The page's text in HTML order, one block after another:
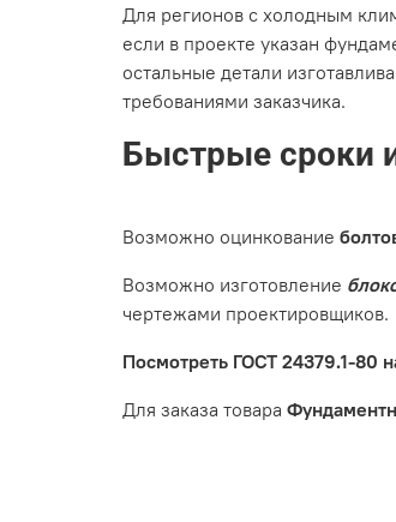
Для регионов с холодным
если в проекте указан
остальные детали
требованиями заказчика.
Быстрые сроки
Возможно оцинкование
Возможно изготовление
чертежами проектировщиков.
Посмотреть ГОСТ 24379.1-80
Для заказа товара